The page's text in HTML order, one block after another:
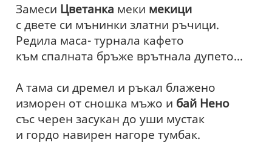
Замеси Цветанка меки мекици
с двете си мънинки златни ръчици.
Редила маса- турнала кафето
към спалната бръже врътнала дупето...
А тама си дремел и ръкал блажено
изморен от сношка мъжо и бай Нено
със черен засукан до уши мустак
и гордо навирен нагоре тумбак.